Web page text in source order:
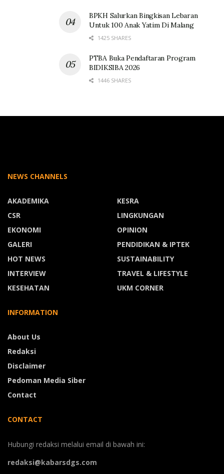
BPKH Salurkan Bingkisan Lebaran
Untuk 100 Anak Yatim Di Malang
1425 SHARES
PTBA Buka Pendaftaran Program
BIDIKSIBA 2026
1446 SHARES
NEWS CHANNELS
AKADEMIKA
CSR
EKONOMI
GALERI
HOT NEWS
INTERVIEW
KESEHATAN
KESRA
LINGKUNGAN
OPINION
PENDIDIKAN & IPTEK
SUSTAINABILITY
TRAVEL & LIFESTYLE
UKM CORNER
INFORMATION
About Us
Redaksi
Disclaimer
Pedoman Media Siber
Contact
CONTACT
Hubungi redaksi melalui email di bawah ini:
redaksi@kabarsdgs.com